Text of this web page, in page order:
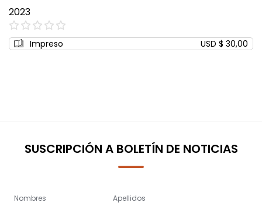
2023
0%
Impreso USD $ 30,00
SUSCRIPCIÓN A BOLETÍN DE NOTICIAS
Nombres Apellidos